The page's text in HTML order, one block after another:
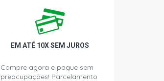
FLEX (2012 -
16V TFSI CPTA
EA888 GASOLINA
EM ATÉ 10X SEM JUROS
Compre agora e pague sem
preocupações! Parcelamento